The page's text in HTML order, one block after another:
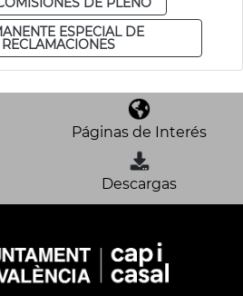
ESPECIAL DE
Páginas de Interés
Descargas